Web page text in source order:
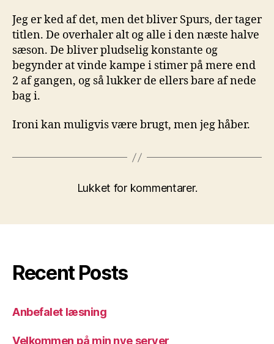
Jeg er ked af det, men det bliver Spurs, der tager
titlen. De overhaler alt og alle i den næste halve
sæson. De bliver pludselig konstante og
begynder at vinde kampe i stimer på mere end
2 af gangen, og så lukker de ellers bare af nede
bag i.
Ironi kan muligvis være brugt, men jeg håber.
Lukket for kommentarer.
Recent Posts
Anbefalet læsning
Velkommen på min nye server